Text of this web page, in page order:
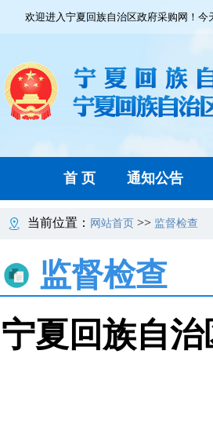
欢迎进入宁夏回族自治区政府采购网！今
首 页 通知公告
当前位置： 网站首页 >> 监督检查
监督检查
宁夏回族自